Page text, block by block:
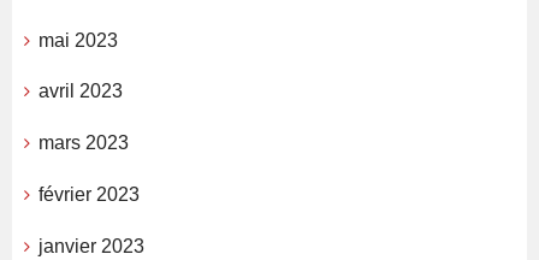
mai 2023
avril 2023
mars 2023
février 2023
janvier 2023